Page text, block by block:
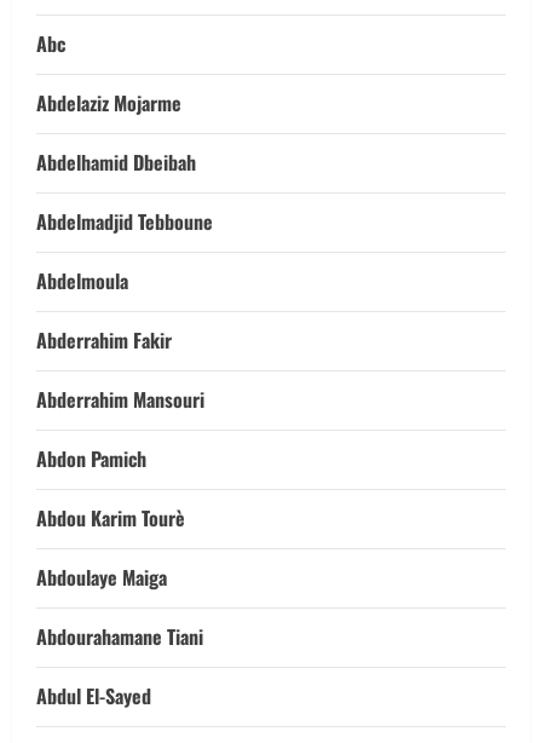
Abc
Abdelaziz Mojarme
Abdelhamid Dbeibah
Abdelmadjid Tebboune
Abdelmoula
Abderrahim Fakir
Abderrahim Mansouri
Abdon Pamich
Abdou Karim Tourè
Abdoulaye Maiga
Abdourahamane Tiani
Abdul El-Sayed